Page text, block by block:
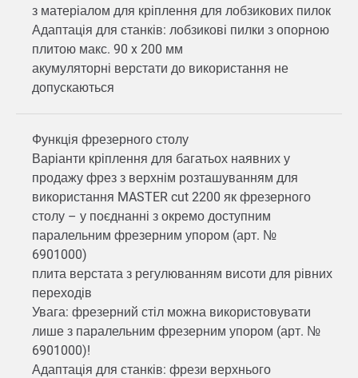
з матеріалом для кріплення для лобзикових пилок
Адаптація для станків: лобзикові пилки з опорною
плитою макс. 90 x 200 мм
акумуляторні верстати до використання не
допускаються
Функція фрезерного столу
Варіанти кріплення для багатьох наявних у
продажу фрез з верхнім розташуванням для
використання MASTER cut 2200 як фрезерного
столу – у поєднанні з окремо доступним
паралельним фрезерним упором (арт. №
6901000)
плита верстата з регулюванням висоти для рівних
переходів
Увага: фрезерний стіл можна використовувати
лише з паралельним фрезерним упором (арт. №
6901000)!
Адаптація для станків: фрези верхнього